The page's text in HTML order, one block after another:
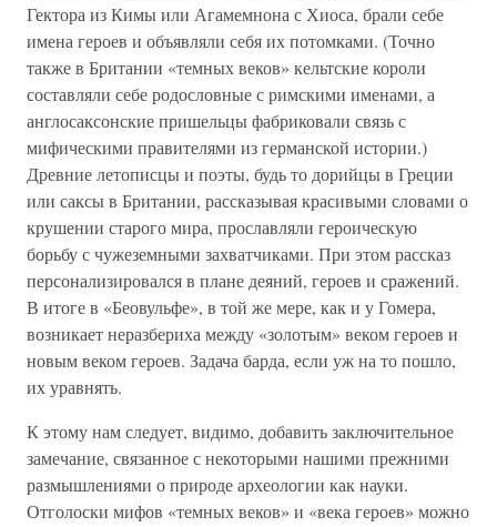
Гектора из Кимы или Агамемнона с Хиоса, брали себе
имена героев и объявляли себя их потомками. (Точно
также в Британии «темных веков» кельтские короли
составляли себе родословные с римскими именами, а
англосаксонские пришельцы фабриковали связь с
мифическими правителями из германской истории.)
Древние летописцы и поэты, будь то дорийцы в Греции
или саксы в Британии, рассказывая красивыми словами о
крушении старого мира, прославляли героическую
борьбу с чужеземными захватчиками. При этом рассказ
персонализировался в плане деяний, героев и сражений.
В итоге в «Беовульфе», в той же мере, как и у Гомера,
возникает неразбериха между «золотым» веком героев и
новым веком героев. Задача барда, если уж на то пошло,
их уравнять.
К этому нам следует, видимо, добавить заключительное
замечание, связанное с некоторыми нашими прежними
размышлениями о природе археологии как науки.
Отголоски мифов «темных веков» и «века героев» можно